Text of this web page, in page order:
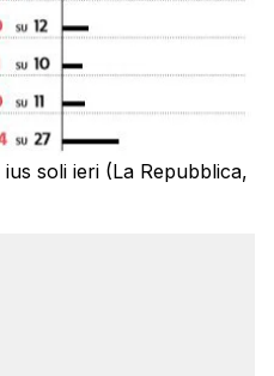
soli ieri (La Repubblica,